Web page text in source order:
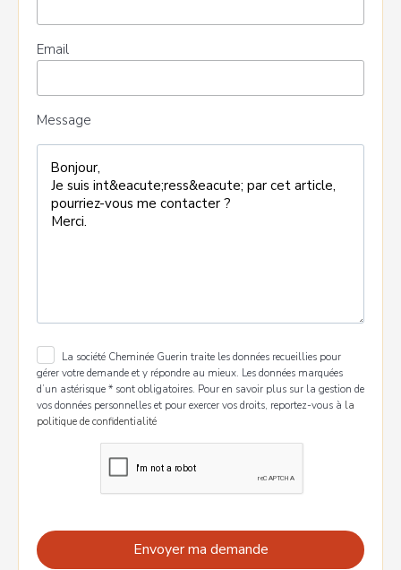
Email
Message
La société Cheminée Guerin traite les données recueillies pour
gérer votre demande et y répondre au mieux. Les données marquées
d’un astérisque * sont obligatoires. Pour en savoir plus sur la gestion de
vos données personnelles et pour exercer vos droits, reportez-vous à la
politique de confidentialité